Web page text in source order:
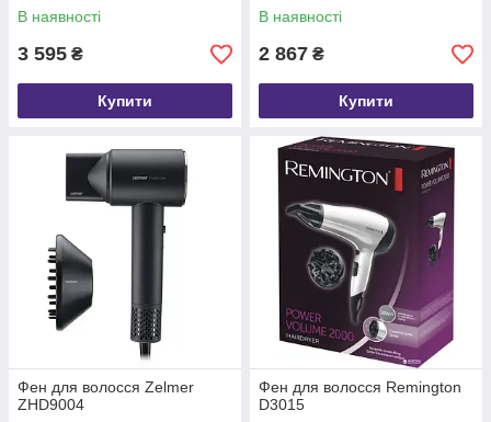
В наявності
3 595 ₴
Купити
В наявності
2 867 ₴
Купити
Фен для волосся Zelmer
ZHD9004
Фен для волосся Remington
D3015